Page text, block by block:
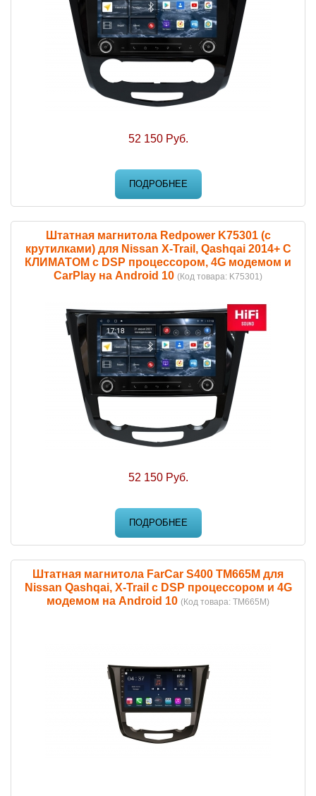
52 150 Руб.
ПОДРОБНЕЕ
Штатная магнитола Redpower K75301 (с
крутилками) для Nissan X-Trail, Qashqai 2014+ С
КЛИМАТОМ с DSP процессором, 4G модемом и
CarPlay на Android 10 (Код товара: K75301)
52 150 Руб.
ПОДРОБНЕЕ
Штатная магнитола FarCar S400 TM665M для
Nissan Qashqai, X-Trail с DSP процессором и 4G
модемом на Android 10 (Код товара: TM665M)